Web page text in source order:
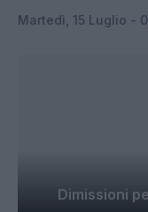
Martedì, 15 Luglio -
Dimissioni